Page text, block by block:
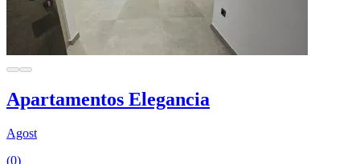
Apartamentos Elegancia
Agost
(0)